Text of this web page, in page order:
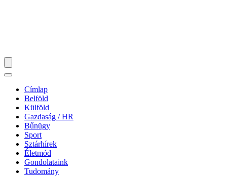
Címlap
Belföld
Külföld
Gazdaság / HR
Bűnügy
Sport
Sztárhírek
Életmód
Gondolataink
Tudomány